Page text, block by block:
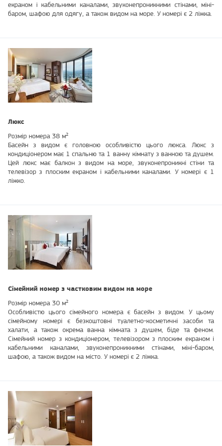
екраном і кабельними каналами, звуконепроникними стінами, міні-
баром, шафою для одягу, а також видом на море. У номері є 2 ліжка.
Люкс
Розмір номера 38 м²
Басейн з видом є головною особливістю цього люкса. Люкс з
кондиціонером має 1 спальню та 1 ванну кімнату з ванною та душем.
Цей люкс має балкон з видом на море, звуконепроникні стіни та
телевізор з плоским екраном і кабельними каналами. У номері є 1
ліжко.
Сімейний номер з частковим видом на море
Розмір номера 30 м²
Особливістю цього сімейного номера є басейн з видом. У цьому
сімейному номері є безкоштовні туалетно-косметичні засоби та
халати, а також окрема ванна кімната з душем, біде та феном.
Сімейний номер з кондиціонером, телевізором з плоским екраном і
кабельними каналами, звуконепроникними стінами, міні-баром,
шафою, а також видом на місто. У номері є 2 ліжка.